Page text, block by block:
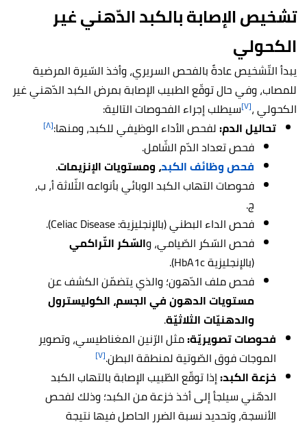
تشخيص الإصابة بالكبد الدّهني غير
الكحولي
يبدأ التّشخيص عادةً بالفحص السريري، وأخذ السّيرة المرضية
للمصاب، وفي حال توقّع الطبيب الإصابة بمرض الكبد الدّهني غير
الكحولي،[٧] سيطلب إجراء الفحوصات التالية:
تحاليل الدم:لفحص الأداء الوظيفي للكبد، ومنها:[٨]
فحص تعداد الدّم الشّامل.
فحص وظائف الكبد، ومستويات الإنزيمات.
فحوصات التهاب الكبد الوبائي بأنواعه الثّلاثة أ، ب،
ج.
فحص الداء البطني (بالإنجليزية: Celiac Disease).
فحص السّكر الصّيامي، والسّكر التّراكمي
(بالإنجليزية HbA1c).
فحص ملف الدّهون؛ والذي يتضمّن الكشف عن
مستويات الدهون في الجسم، الكوليسترول
والدهنيّات الثلاثيّة.
فحوصات تصويريّة:مثل الرّنين المغناطيسي، وتصوير
الموجات فوق الصّوتية لمنطقة البطن.[٧]
خزعة الكبد:إذا توقّع الطّبيب الإصابة بالتهاب الكبد
الدهّني سيلجأ إلى أخذ خزعة من الكبد؛ وذلك لفحص
الأنسجة، وتحديد نسبة الضرر الحاصل فيها نتيجة